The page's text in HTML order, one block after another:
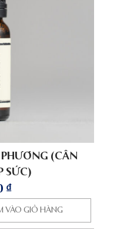
(CÂN
SỨC)
₫
VÀO GIỎ HÀNG